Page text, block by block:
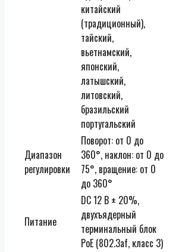
китайский
(традиционный),
тайский,
вьетнамский,
японский,
латышский,
литовский,
бразильский
португальский
Диапазон
регулировки
Поворот: от 0 до
360°, наклон: от 0 до
75°, вращение: от 0
до 360°
Питание
DC 12 В ± 20%,
двухъядерный
терминальный блок
PoE (802.3af, класс 3)